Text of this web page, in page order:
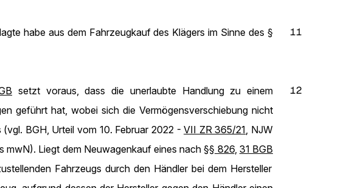
11
habe aus dem Fahrzeugkauf des Klägers im Sinne des §
12
setzt voraus, dass die unerlaubte Handlung zu einem
geführt hat, wobei sich die Vermögensverschiebung nicht
BGH, Urteil vom 10. Februar 2022 -VII ZR 365/21, NJW
mwN). Liegt dem Neuwagenkauf eines nach§§ 826, 31 BGB
Fahrzeugs durch den Händler bei dem Hersteller